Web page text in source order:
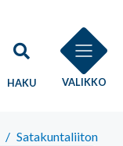
HAKU VALIKKO
/ Satakuntaliiton